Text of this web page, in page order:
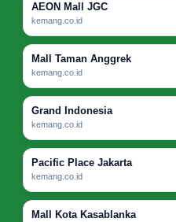
AEON Mall JGC
kemang.co.id
Mall Taman Anggrek
kemang.co.id
Grand Indonesia
kemang.co.id
Pacific Place Jakarta
kemang.co.id
Mall Kota Kasablanka